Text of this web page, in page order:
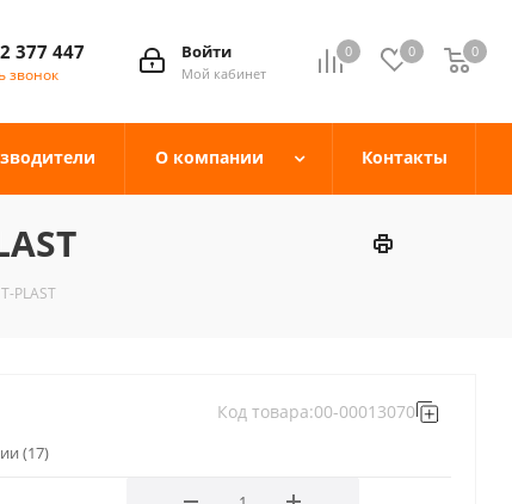
0 0 0
Войти
Мой кабинет
377 447
звонок
О компании Контакты
PLAST
(17)
Код товара:00-00013070